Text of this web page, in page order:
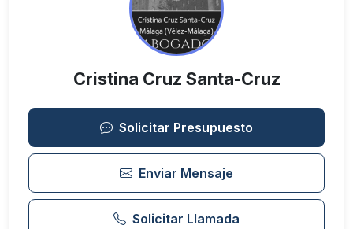
Cristina Cruz Santa-Cruz
Solicitar Presupuesto
Enviar Mensaje
Solicitar Llamada